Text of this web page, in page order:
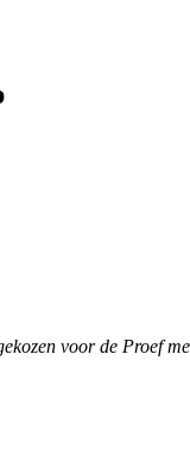
voor de Proef